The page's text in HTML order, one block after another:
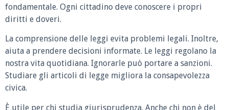
fondamentale. Ogni cittadino deve conoscere i propri
diritti e doveri.
La comprensione delle leggi evita problemi legali. Inoltre,
aiuta a prendere decisioni informate. Le leggi regolano la
nostra vita quotidiana. Ignorarle può portare a sanzioni.
Studiare gli articoli di legge migliora la consapevolezza
civica.
È utile per chi studia giurisprudenza. Anche chi non è del